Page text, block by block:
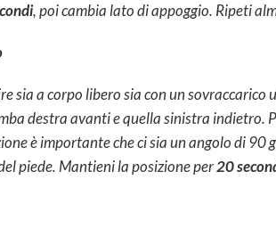
, poi cambia lato di appoggio. Ripeti
sia a corpo libero sia con un
destra avanti e quella sinistra indietro.
è importante che ci sia un angolo di 90
piede. Mantieni la posizione per20